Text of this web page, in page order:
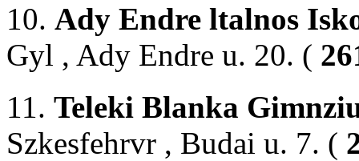
10. Ady Endre ltalnos
Gyl , Ady Endre u. 20. (
11. Teleki Blanka
Szkesfehrvr , Budai u. 7. (